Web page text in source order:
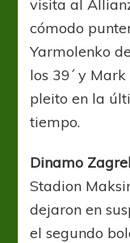
visita al
cómodo
Yarmolenko
los 39´ y
pleito en la
tiempo.
Dinamo
Stadion
dejaron en
el segundo